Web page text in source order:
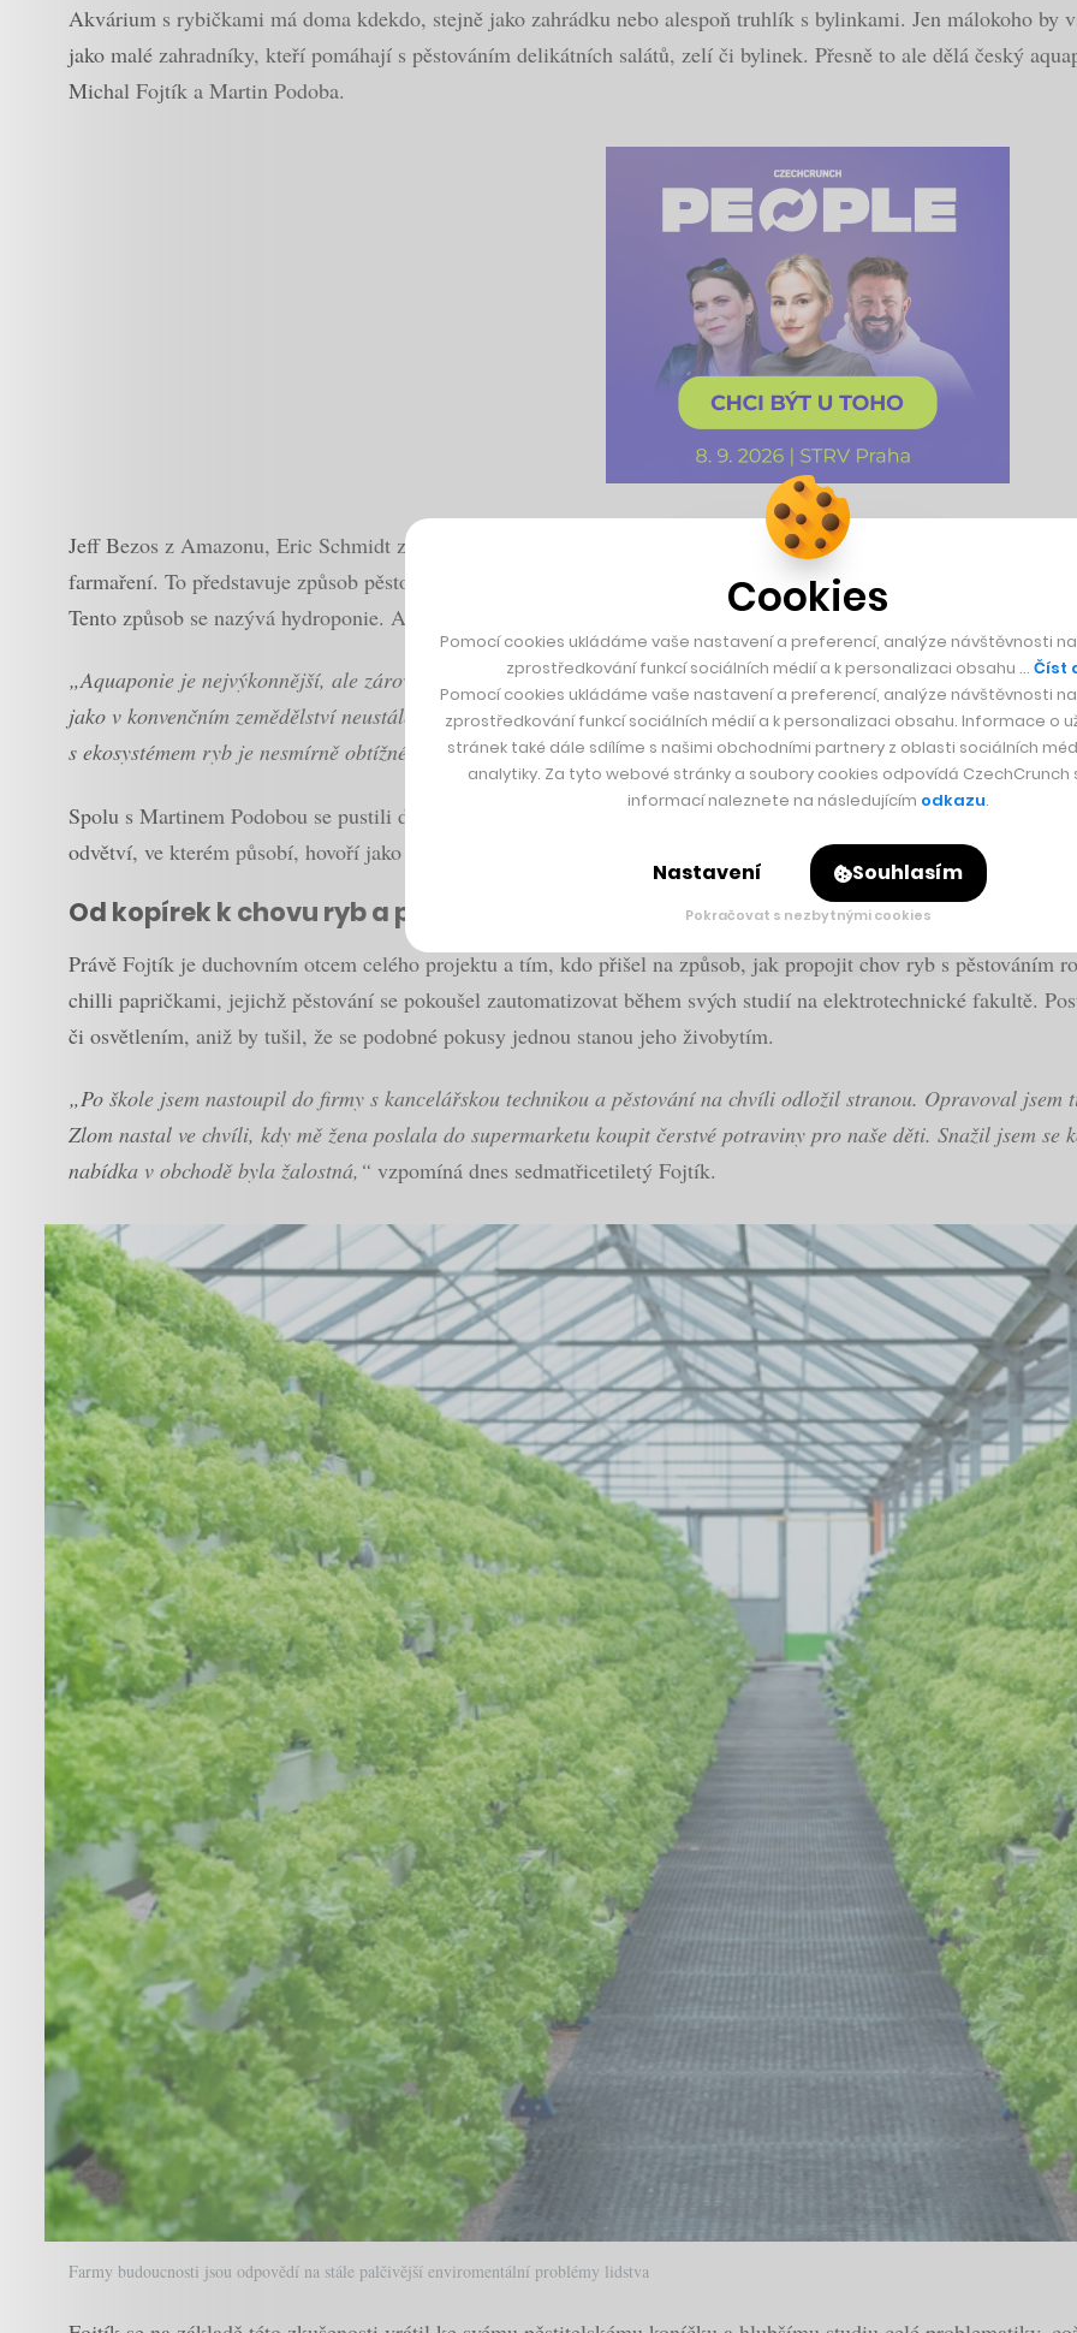
Akvárium s rybičkami má doma kdekdo, stejně jako zahrádku nebo alespoň truhlík s bylinkami. Jen málokoho
jako malé zahradníky, kteří pomáhají s pěstováním delikátních salátů, zelí či bylinek. Přesně to ale dělá český
Michal Fojtík a Martin Podoba.
Jeff Bezos z Amazonu, Eric Schmidt z Googlu či bratr Elona Muska Kimbal, to všechno jsou osobnosti
farmaření. To představuje způsob pěstování plodin mimo klasickou půdu, pouze v živných roztocích a ve většině
Tento způsob se nazývá hydroponie. A pak je tu i aquaponie.
„Aquaponie je nejvýkonnější, ale zároveň i nejobtížnější metodou vertikálního zemědělství. Její princip spočívá v
jako v konvenčním zemědělství neustále dodávat hnojiva, v případě aquaponie dodávají rostlinám hnojivo ryby.
s ekosystémem ryb je nesmírně obtížné,“
upřesňuje princip aquaponie Michal Fojtík.
Spolu s Martinem Podobou se pustili do svého zeleného projektuFuture Farmingopravdu ve velkém, o čemž
odvětví, ve kterém působí, hovoří jako o budoucnosti, která by měla přinést příjmy v řádech stovek milionů korun
Od kopírek k chovu ryb a pěstování rostlin moderním způsobem
Právě Fojtík je duchovním otcem celého projektu a tím, kdo přišel na způsob, jak propojit chov ryb s pěstováním
chilli papričkami, jejichž pěstování se pokoušel zautomatizovat během svých studií na elektrotechnické fakultě.
či osvětlením, aniž by tušil, že se podobné pokusy jednou stanou jeho živobytím.
„Po škole jsem nastoupil do firmy s kancelářskou technikou a pěstování na chvíli odložil stranou. Opravoval
Zlom nastal ve chvíli, kdy mě žena poslala do supermarketu koupit čerstvé potraviny pro naše děti. Snažil jsem se
nabídka v obchodě byla žalostná,“ vzpomíná dnes sedmatřicetiletý Fojtík.
Farmy budoucnosti jsou odpovědí na stále palčivější enviromentální problémy lidstva
Cookies
Pomocí cookies ukládáme vaše nastavení a preferencí, analýze návštěvnosti
zprostředkování funkcí sociálních médií a k personalizaci obsahu … Číst
Pomocí cookies ukládáme vaše nastavení a preferencí, analýze návštěvnosti
zprostředkování funkcí sociálních médií a k personalizaci obsahu. Informace o
stránek také dále sdílíme s našimi obchodními partnery z oblasti sociálních
analytiky. Za tyto webové stránky a soubory cookies odpovídá CzechCrunch
informací naleznete na následujícím odkazu.
Nastavení Souhlasím
Pokračovat s nezbytnými cookies